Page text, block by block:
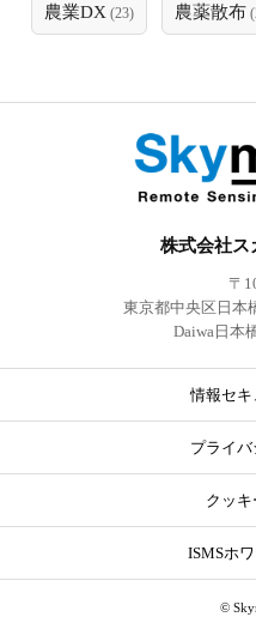
農業DX (23) 農薬散布
株式会社ス
〒
東京都中央区日本
Daiwa日本
情報セ
プライ
クッ
ISMSホ
©